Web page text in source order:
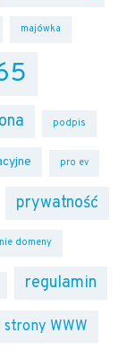
majówka
podpis
pro ev
prywatność
domeny
regulamin
strony WWW